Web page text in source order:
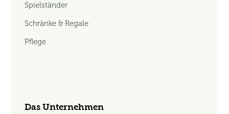
Spielständer
Schränke & Regale
Pflege
Das Unternehmen